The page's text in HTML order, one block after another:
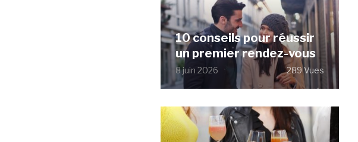
10 conseils pour réussir
un premier rendez-vous
8 juin 2026 289 Vues